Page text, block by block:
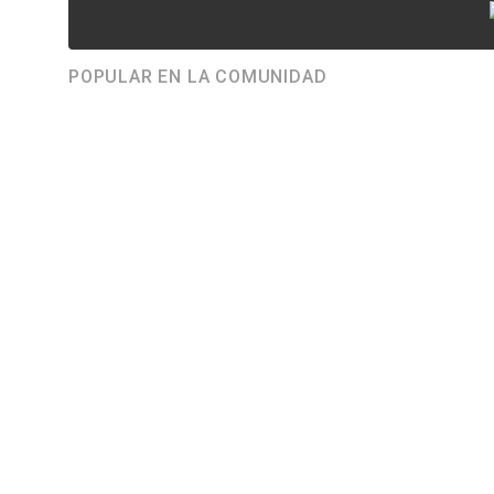
POPULAR EN LA COMUNIDAD